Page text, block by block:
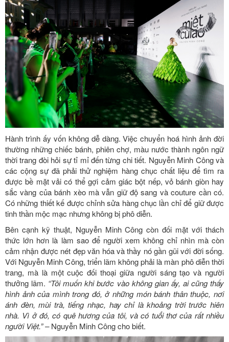
Hành trình ấy vốn không dễ dàng. Việc chuyển hoá hình ảnh đời
thường những chiếc bánh, phiên chợ, màu nước thành ngôn ngữ
thời trang đòi hỏi sự tỉ mỉ đến từng chi tiết. Nguyễn Minh Công và
các cộng sự đã phải thử nghiệm hàng chục chất liệu để tìm ra
được bề mặt vải có thể gợi cảm giác bột nếp, vỏ bánh giòn hay
sắc vàng của bánh xèo mà vẫn giữ độ sang và couture cần có.
Có những thiết kế được chỉnh sửa hàng chục lần chỉ để giữ được
tinh thần mộc mạc nhưng không bị phô diễn.
Bên cạnh kỹ thuật, Nguyễn Minh Công còn đối mặt với thách
thức lớn hơn là làm sao để người xem không chỉ nhìn mà còn
cảm nhận được nét đẹp văn hóa và thầy nó gần gũi với đời sống.
Với Nguyễn Minh Công, triển lãm không phải là màn phô diễn thời
trang, mà là một cuộc đối thoại giữa người sáng tạo và người
thưởng lãm. “Tôi muốn khi bước vào không gian ấy, ai cũng thấy
hình ảnh của mình trong đó, ở những món bánh thân thuộc, nơi
ánh đèn, mùi trà, tiếng nhạc, hay chỉ là khoảng trời trước hiên
nhà. Vì ở đó, có quê hương của tôi, và có tuổi thơ của rất nhiều
người Việt.” –Nguyễn Minh Công cho biết.